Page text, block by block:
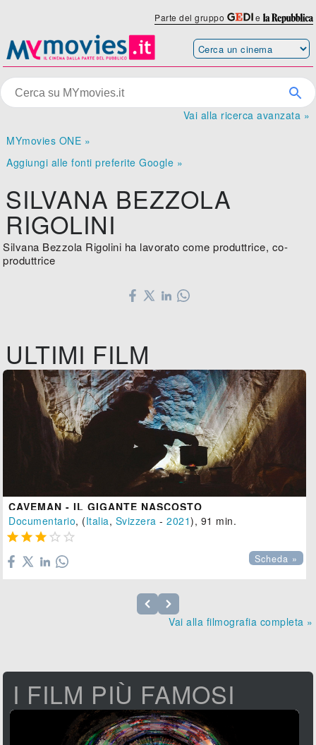
Parte del gruppo e
Vai alla ricerca avanzata »
MYmovies ONE »
Aggiungi alle fonti preferite Google »
SILVANA BEZZOLA
RIGOLINI
Silvana Bezzola Rigolini ha lavorato come produttrice, co-
produttrice
ULTIMI FILM
CAVEMAN - IL GIGANTE NASCOSTO
Documentario, (Italia, Svizzera -2021), 91 min.
    
Scheda »
Vai alla filmografia completa »
I FILM PIÙ FAMOSI